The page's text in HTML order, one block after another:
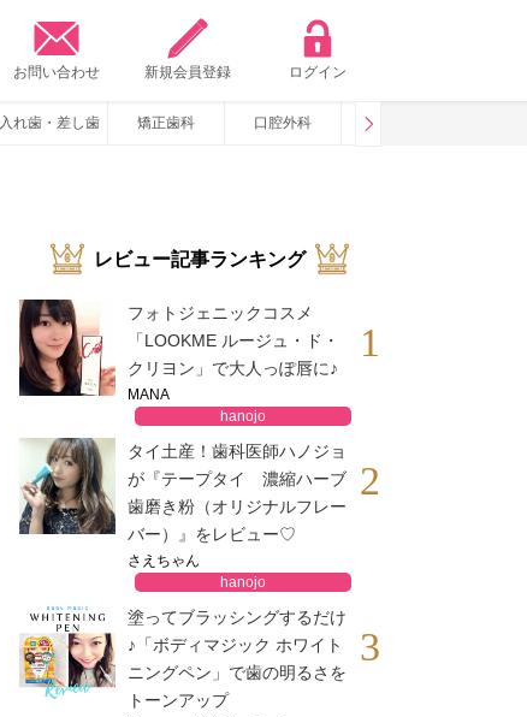
お問い合わせ 新規会員登録 ログイン
入れ歯・差し歯 矯正歯科 口腔外科 咬み合わせ
レビュー記事ランキング
フォトジェニックコスメ
「LOOKME ルージュ・ド・
クリヨン」で大人っぽ唇に♪
MANA
hanojo
1
タイ土産！歯科医師ハノジョ
が『テープタイ 濃縮ハーブ
歯磨き粉（オリジナルフレー
バー）』をレビュー♡
さえちゃん
hanojo
2
塗ってブラッシングするだけ
♪「ボディマジック ホワイト
ニングペン」で歯の明るさを
トーンアップ
3